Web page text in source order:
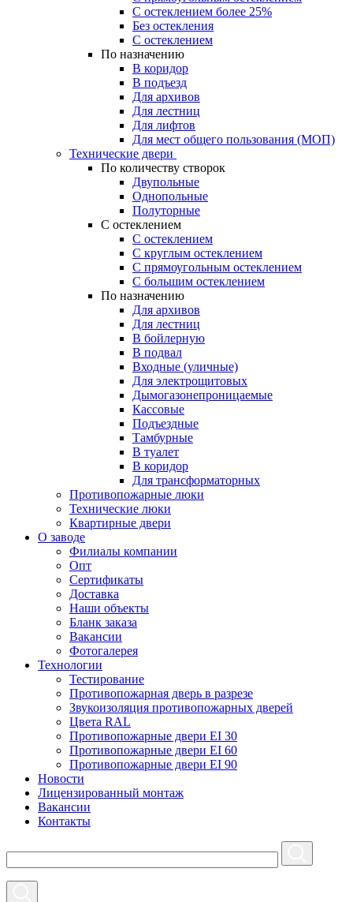
С остеклением более 25%
Без остекления
С остеклением
По назначению
В коридор
В подъезд
Для архивов
Для лестниц
Для лифтов
Для мест общего пользования (МОП)
Технические двери
По количеству створок
Двупольные
Однопольные
Полуторные
С остеклением
С остеклением
С круглым остеклением
С прямоугольным остеклением
С большим остеклением
По назначению
Для архивов
Для лестниц
В бойлерную
В подвал
Входные (уличные)
Для электрощитовых
Дымогазонепроницаемые
Кассовые
Подъездные
Тамбурные
В туалет
В коридор
Для трансформаторных
Противопожарные люки
Технические люки
Квартирные двери
О заводе
Филиалы компании
Опт
Сертификаты
Доставка
Наши объекты
Бланк заказа
Вакансии
Фотогалерея
Технологии
Тестирование
Противопожарная дверь в разрезе
Звукоизоляция противопожарных дверей
Цвета RAL
Противопожарные двери EI 30
Противопожарные двери EI 60
Противопожарные двери EI 90
Новости
Лицензированный монтаж
Вакансии
Контакты